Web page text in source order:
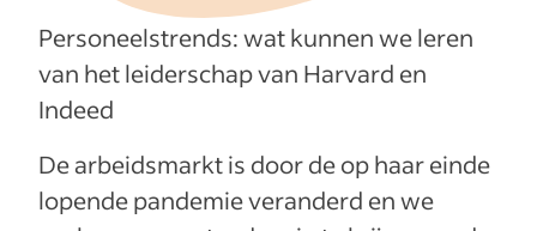
Personeelstrends: wat kunnen we leren
van het leiderschap van Harvard en
Indeed
De arbeidsmarkt is door de op haar einde
lopende pandemie veranderd en we